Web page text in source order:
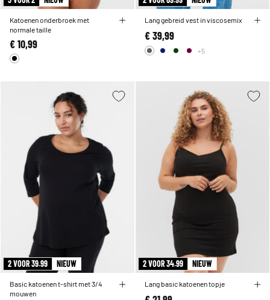
Katoenen onderbroek met
normale taille
€ 10,99
Lang gebreid vest in viscosemix
€ 39,99
+5
2 VOOR 39.99 NIEUW
Basic katoenen t-shirt met 3/4
mouwen
2 VOOR 34.99 NIEUW
Lang basic katoenen topje